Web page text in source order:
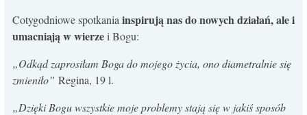
Cotygodniowe spotkania inspirują nas do nowych działań, ale i
umacniają w wierzei Bogu:
„Odkąd zaprosiłam Boga do mojego życia, ono diametralnie się
zmieniło” Regina, 19 l.
„Dzięki Bogu wszystkie moje problemy stają się w jakiś sposób